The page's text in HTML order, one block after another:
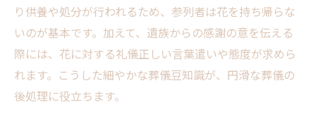
り供養や処分が行われるため、参列者は花を持ち帰らな
いのが基本です。加えて、遺族からの感謝の意を伝える
際には、花に対する礼儀正しい言葉遣いや態度が求めら
れます。こうした細やかな葬儀豆知識が、円滑な葬儀の
後処理に役立ちます。